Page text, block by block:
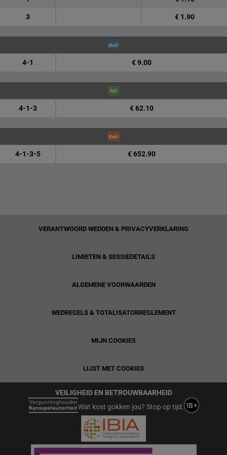
3 € 1.90
4-1 € 9.00
4-1-3 € 62.10
4-1-3-5 € 652.90
VERANTWOORD WEDDEN & PRIVACYVERKLARING
LIMIETEN & SESSIEDETAILS
ALGEMENE VOORWAARDEN
WEDREGELS & TOTALISATORREGLEMENT
MIJN COOKIES
LIJST MET COOKIES
VEILIGHEID EN BETROUWBAARHEID
Wat kost gokken jou? Stop op tijd.